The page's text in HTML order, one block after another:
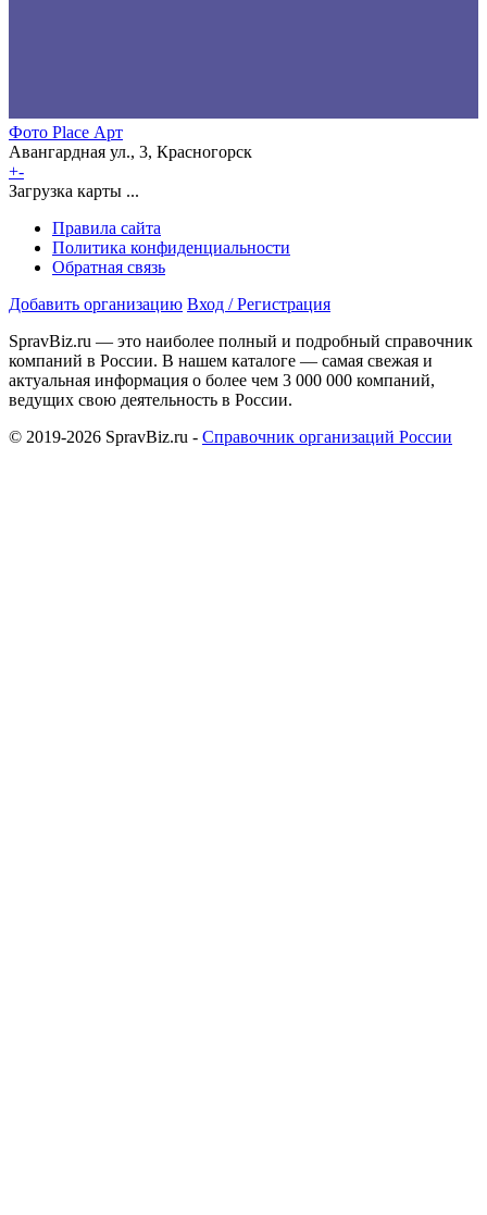
Фото Place Арт
Авангардная ул., 3, Красногорск
+-
Загрузка карты ...
Правила сайта
Политика конфиденциальности
Обратная связь
Добавить организацию Вход / Регистрация
SpravBiz.ru — это наиболее полный и подробный справочник
компаний в России. В нашем каталоге — самая свежая и
актуальная информация о более чем 3 000 000 компаний,
ведущих свою деятельность в России.
© 2019-2026 SpravBiz.ru - Справочник организаций России